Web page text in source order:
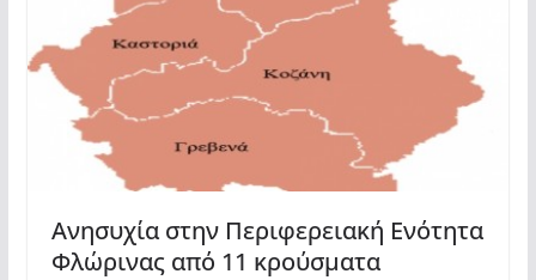
Ανησυχία στην Περιφερειακή Ενότητα
Φλώρινας από 11 κρούσματα